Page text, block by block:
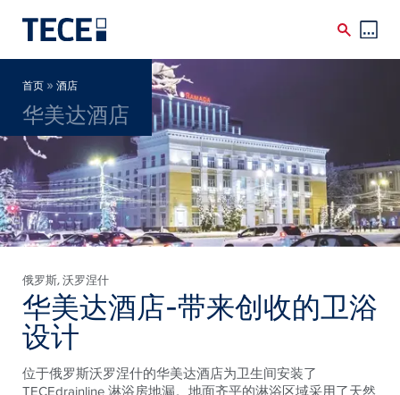
Breadcrumb
首页 » 酒店
华美达酒店
俄罗斯, 沃罗涅什
华美达酒店-带来创收的卫浴
设计
位于俄罗斯沃罗涅什的华美达酒店为卫生间安装了
TECEdrainline 淋浴房地漏。地面齐平的淋浴区域采用了天然